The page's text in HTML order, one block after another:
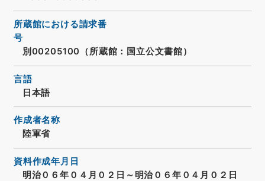
所蔵館における請求番
号
別00205100（所蔵館：国立公文書館）
言語
日本語
作成者名称
陸軍省
資料作成年月日
明治０６年０４月０２日～明治０６年０４月０２日